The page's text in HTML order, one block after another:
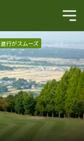
進行がスムーズ